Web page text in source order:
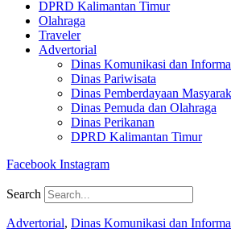
DPRD Kalimantan Timur
Olahraga
Traveler
Advertorial
Dinas Komunikasi dan
Dinas Pariwisata
Dinas Pemberdayaan
Dinas Pemuda dan Olahraga
Dinas Perikanan
DPRD Kalimantan Timur
Facebook Instagram
Search
Advertorial, Dinas Komunikasi dan